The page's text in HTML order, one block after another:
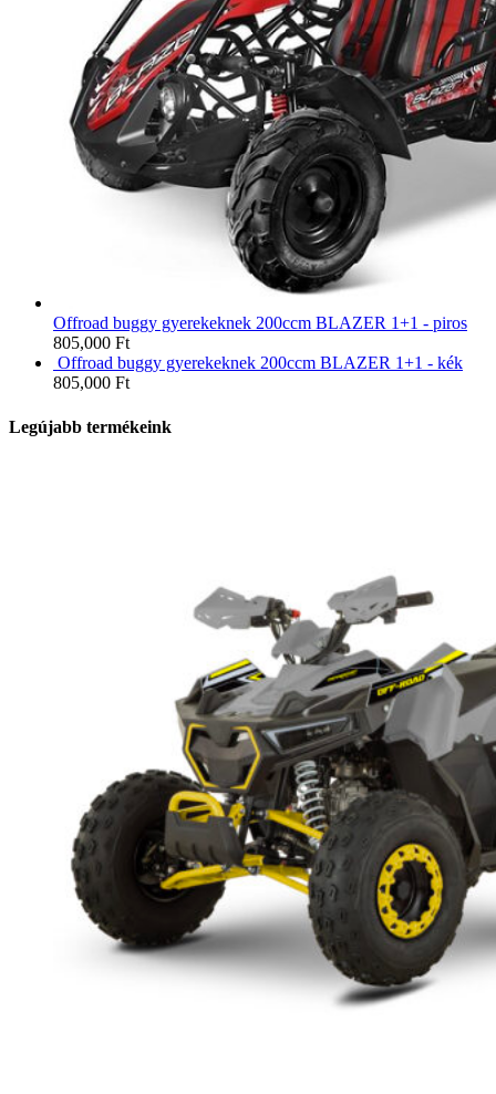
Offroad buggy gyerekeknek 200ccm BLAZER 1+1 - piros
805,000 Ft
Offroad buggy gyerekeknek 200ccm BLAZER 1+1 - kék
805,000 Ft
Legújabb termékeink